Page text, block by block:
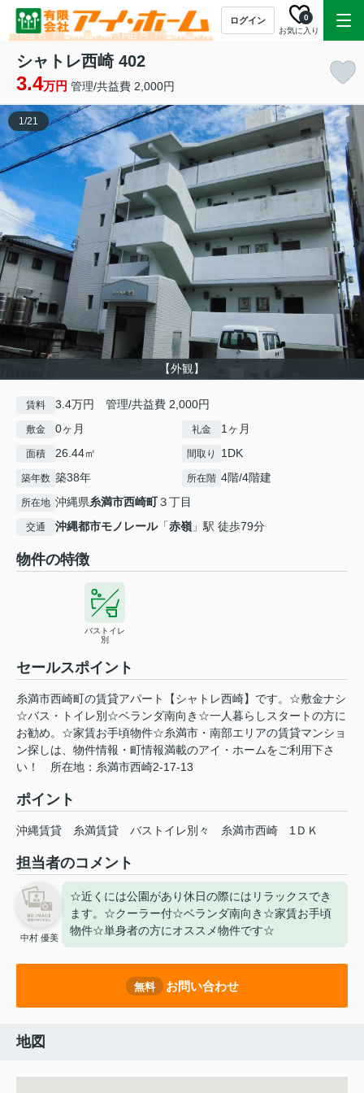
ログイン
お気に入り
0
シャトレ西崎 402
3.4万円 管理/共益費 2,000円
【外観】
1/21
賃料 3.4万円 管理/共益費 2,000円
敷金 0ヶ月 礼金 1ヶ月
面積 26.44㎡ 間取り 1DK
築年数 築38年 所在階 4階/4階建
所在地 沖縄県糸満市西崎町３丁目
交通 沖縄都市モノレール「赤嶺 」駅 徒歩79分
物件の特徴
バストイレ
別
セールスポイント
糸満市西崎町の賃貸アパート【シャトレ西崎】です。☆敷金ナシ
☆バス・トイレ別☆ベランダ南向き☆一人暮らしスタートの方に
お勧め。☆家賃お手頃物件☆糸満市・南部エリアの賃貸マンショ
ン探しは、物件情報・町情報満載のアイ・ホームをご利用下さ
い！ 所在地：糸満市西崎2-17-13
ポイント
沖縄賃貸 糸満賃貸 バストイレ別々 糸満市西崎 1ＤＫ
担当者のコメント
中村 優美
☆近くには公園があり休日の際にはリラックスでき
ます。☆クーラー付☆ベランダ南向き☆家賃お手頃
物件☆単身者の方にオススメ物件です☆
無料 お問い合わせ
地図